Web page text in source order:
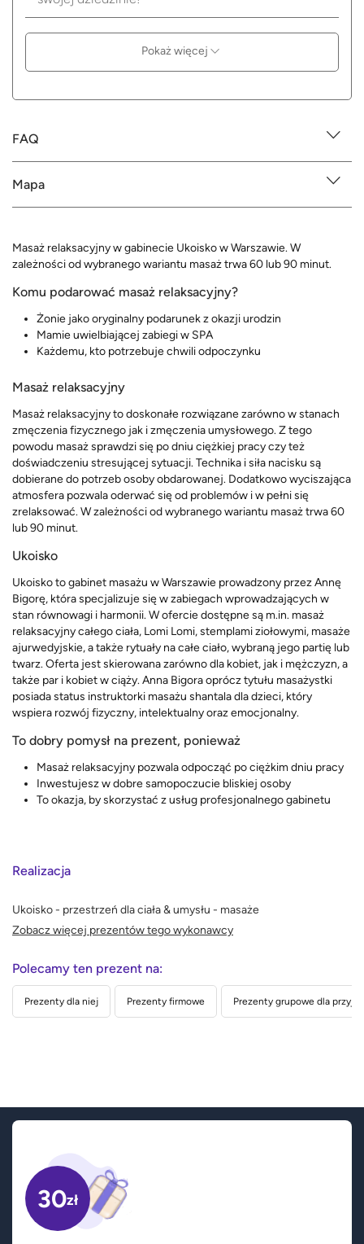
Pokaż więcej
FAQ
Mapa
Masaż relaksacyjny w gabinecie Ukoisko w Warszawie. W
zależności od wybranego wariantu masaż trwa 60 lub 90 minut.
Komu podarować masaż relaksacyjny?
Żonie jako oryginalny podarunek z okazji urodzin
Mamie uwielbiającej zabiegi w SPA
Każdemu, kto potrzebuje chwili odpoczynku
Masaż relaksacyjny
Masaż relaksacyjny to doskonałe rozwiązane zarówno w stanach
zmęczenia fizycznego jak i zmęczenia umysłowego. Z tego
powodu masaż sprawdzi się po dniu ciężkiej pracy czy też
doświadczeniu stresującej sytuacji. Technika i siła nacisku są
dobierane do potrzeb osoby obdarowanej. Dodatkowo wyciszająca
atmosfera pozwala oderwać się od problemów i w pełni się
zrelaksować. W zależności od wybranego wariantu masaż trwa 60
lub 90 minut.
Ukoisko
Ukoisko to gabinet masażu w Warszawie prowadzony przez Annę
Bigorę, która specjalizuje się w zabiegach wprowadzających w
stan równowagi i harmonii. W ofercie dostępne są m.in. masaż
relaksacyjny całego ciała, Lomi Lomi, stemplami ziołowymi, masaże
ajurwedyjskie, a także rytuały na całe ciało, wybraną jego partię lub
twarz. Oferta jest skierowana zarówno dla kobiet, jak i mężczyzn, a
także par i kobiet w ciąży. Anna Bigora oprócz tytułu masażystki
posiada status instruktorki masażu shantala dla dzieci, który
wspiera rozwój fizyczny, intelektualny oraz emocjonalny.
To dobry pomysł na prezent, ponieważ
Masaż relaksacyjny pozwala odpocząć po ciężkim dniu pracy
Inwestujesz w dobre samopoczucie bliskiej osoby
To okazja, by skorzystać z usług profesjonalnego gabinetu
Realizacja
Ukoisko - przestrzeń dla ciała & umysłu - masaże
Zobacz więcej prezentów tego wykonawcy
Polecamy ten prezent na:
Prezenty dla niej Prezenty firmowe Prezenty grupowe dla
30zł